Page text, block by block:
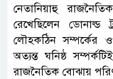
নেতানিয়াহু
রেখেছিলেন ডোনাল্ড
লৌহকঠিন সম্পর্কের
অত্যন্ত ঘনিষ্ঠ
রাজনৈতিক বোঝায়